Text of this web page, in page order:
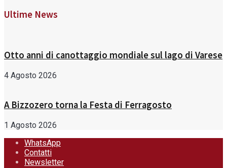
Ultime News
Otto anni di canottaggio mondiale sul lago di Varese
4 Agosto 2026
A Bizzozero torna la Festa di Ferragosto
1 Agosto 2026
WhatsApp
Contatti
Newsletter